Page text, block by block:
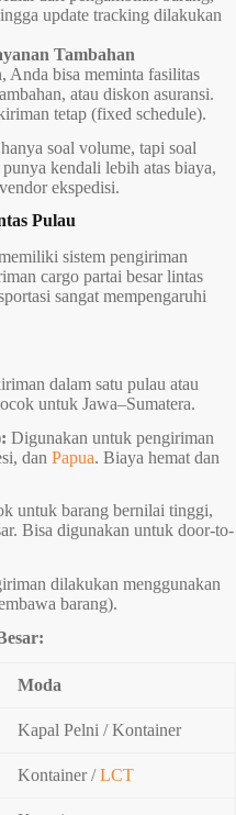
update tracking dilakukan
Tambahan
Anda bisa meminta fasilitas
atau diskon asuransi.
tetap (fixed schedule).
soal volume, tapi soal
kendali lebih atas biaya,
ekspedisi.
Pulau
sistem pengiriman
cargo partai besar lintas
sangat mempengaruhi
dalam satu pulau atau
untuk Jawa–Sumatera.
Digunakan untuk pengiriman
dan Papua. Biaya hemat dan
untuk barang bernilai tinggi,
Bisa digunakan untuk door-to-
dilakukan menggunakan
barang).
Moda
Kapal Pelni / Kontainer
Kontainer /LCT